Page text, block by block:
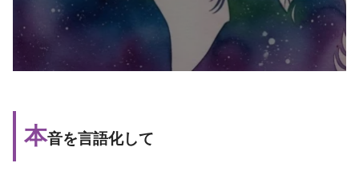
本音を言語化して